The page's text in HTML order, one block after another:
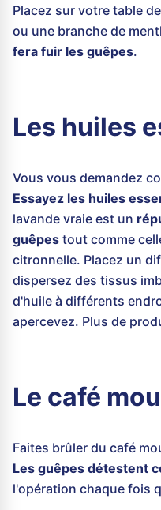
Placez sur votre table
ou une branche de
fera fuir les guêpes.
Les huiles
Vous vous demandez
Essayez les huiles
lavande vraie est un
guêpes tout comme
citronnelle. Placez un
dispersez des tissus
d'huile à différents
apercevez. Plus de
Le café
Faites brûler du café
Les guêpes détestent
l'opération chaque fois